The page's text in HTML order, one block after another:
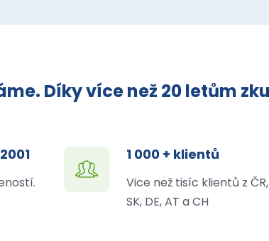
Díky více než 20 letům
1 000 + klientů
Vice než tisíc klientů z ČR,
SK, DE, AT a CH